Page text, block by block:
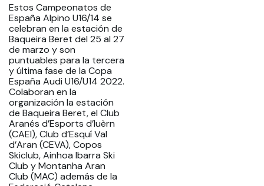
Estos Campeonatos de
España Alpino U16/14 se
celebran en la estación de
Baqueira Beret del 25 al 27
de marzo y son
puntuables para la tercera
y última fase de la Copa
España Audi U16/U14 2022.
Colaboran en la
organización la estación
de Baqueira Beret, el Club
Aranés d’Esports d’Iuèrn
(CAEI), Club d’Esquí Val
d’Aran (CEVA), Copos
Skiclub, Ainhoa Ibarra Ski
Club y Montanha Aran
Club (MAC) además de la